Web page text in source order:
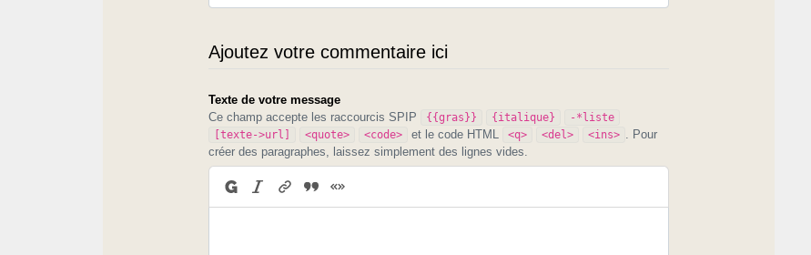
Ajoutez votre commentaire ici
Texte de votre message
Ce champ accepte les raccourcis SPIP
{{gras}} {italique}
-*liste
[texte->url]
<quote> <code> et le code HTML <q> <del> <ins>
. Pour
créer des paragraphes, laissez simplement des lignes vides.